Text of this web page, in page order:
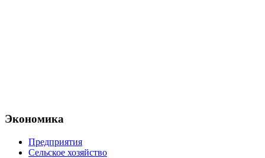
Экономика
Предприятия
Сельское хозяйство